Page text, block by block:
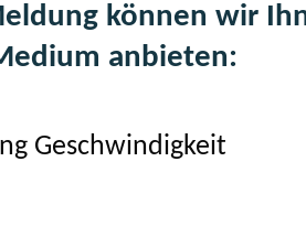
können wir
anbieten:
Geschwindigkeit